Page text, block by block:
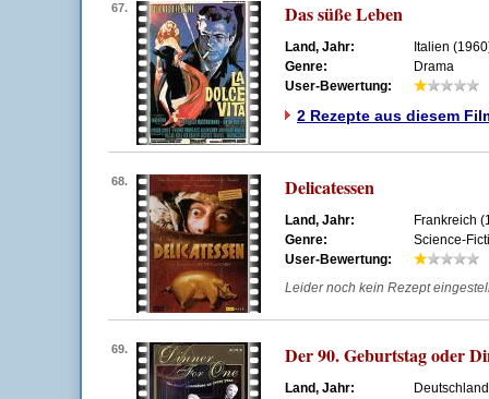
67. Das süße Leben
Land, Jahr:
Italien
Genre:
Drama
User-Bewertung:
2 Rezepte aus diesem
68. Delicatessen
Land, Jahr:
Frankreich
Genre:
Science-
User-Bewertung:
Leider noch kein Rezept
69. Der 90. Geburtstag oder
Land, Jahr: